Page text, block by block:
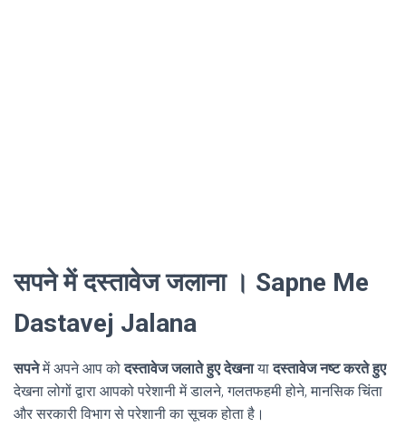
सपने में दस्तावेज जलाना । Sapne Me
Dastavej Jalana
सपनेमें अपने आप कोदस्तावेज जलाते हुए देखनायादस्तावेज नष्ट करते हुए
देखना लोगों द्वारा आपको परेशानी में डालने, गलतफहमी होने, मानसिक चिंता
और सरकारी विभाग से परेशानी का सूचक होता है।